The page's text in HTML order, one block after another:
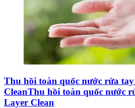
Thu hồi toàn quốc nước rửa
CleanThu hồi toàn quốc nước
Layer Clean